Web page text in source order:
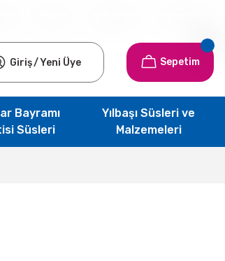
Giriş/Yeni Üye Sepetim
Bayramı
Süsleri
Yılbaşı Süsleri ve
Malzemeleri